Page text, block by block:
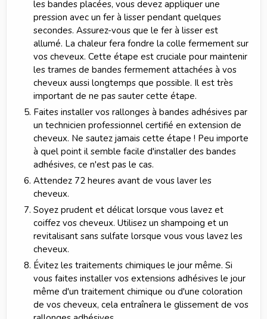
les bandes placées, vous devez appliquer une
pression avec un fer à lisser pendant quelques
secondes. Assurez-vous que le fer à lisser est
allumé. La chaleur fera fondre la colle fermement sur
vos cheveux. Cette étape est cruciale pour maintenir
les trames de bandes fermement attachées à vos
cheveux aussi longtemps que possible. Il est très
important de ne pas sauter cette étape.
Faites installer vos rallonges à bandes adhésives par
un technicien professionnel certifié en extension de
cheveux. Ne sautez jamais cette étape ! Peu importe
à quel point il semble facile d'installer des bandes
adhésives, ce n'est pas le cas.
Attendez 72 heures avant de vous laver les
cheveux.
Soyez prudent et délicat lorsque vous lavez et
coiffez vos cheveux. Utilisez un shampoing et un
revitalisant sans sulfate lorsque vous vous lavez les
cheveux.
Évitez les traitements chimiques le jour même. Si
vous faites installer vos extensions adhésives le jour
même d'un traitement chimique ou d'une coloration
de vos cheveux, cela entraînera le glissement de vos